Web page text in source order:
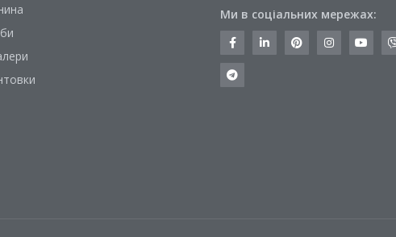
Ми в соціальних мережах: